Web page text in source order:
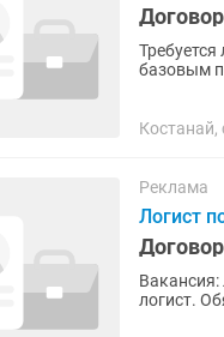
базовым
Костанай,
Реклама
Логист
Вакансия: Логист /
логист. Обязанности: • Поиск и сопровождение грузов; • Работа с водителями и заказчиками; •